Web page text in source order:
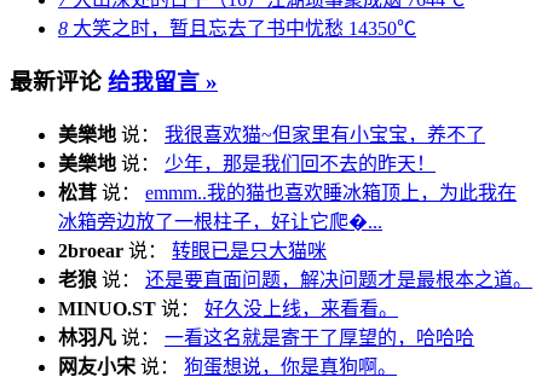
8 大笑之时，暂且忘去了书中忧愁 14350℃
最新评论 给我留言 »
美樂地 说： 我很喜欢猫~但家里有小宝宝，养不了
美樂地 说： 少年，那是我们回不去的昨天！
松茸 说： emmm..我的猫也喜欢睡冰箱顶上，为此我在
冰箱旁边放了一根柱子，好让它爬�...
2broear 说： 转眼已是只大猫咪
老狼 说： 还是要直面问题，解决问题才是最根本之道。
MINUO.ST 说： 好久没上线，来看看。
林羽凡 说： 一看这名就是寄于了厚望的，哈哈哈
网友小宋 说： 狗蛋想说，你是真狗啊。